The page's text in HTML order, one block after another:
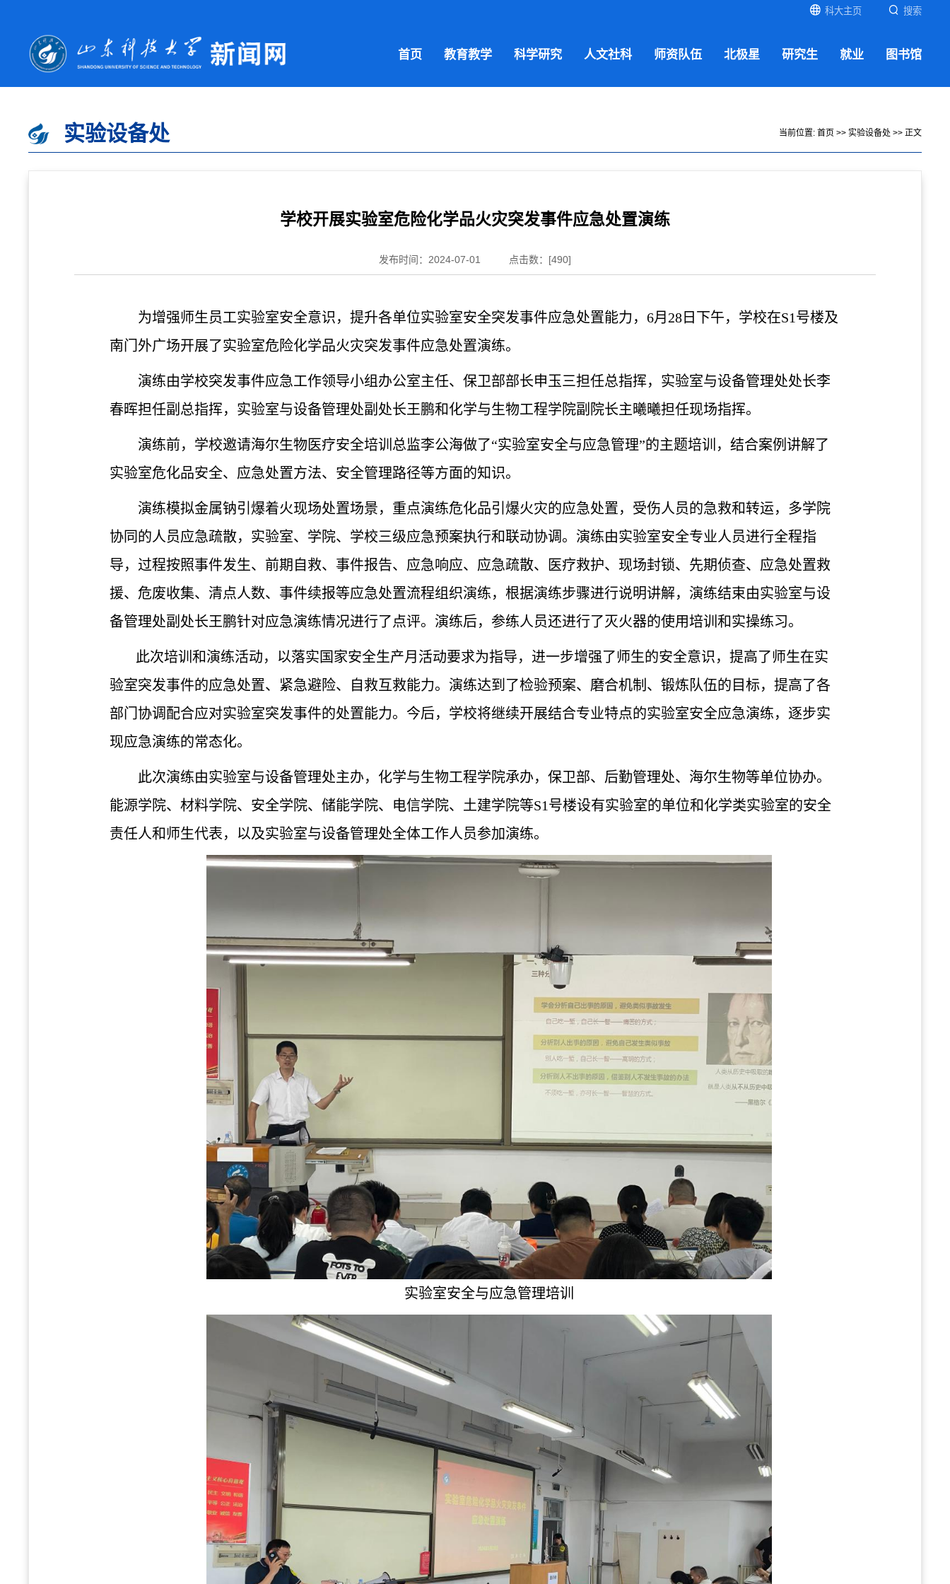
科大主页 搜索
首页 教育教学 科学研究 人文社科 师资队伍 北极星 研究生 就业 图书馆
实验设备处 当前位置: 首页 >> 实验设备处 >> 正文
学校开展实验室危险化学品火灾突发事件应急处置演练
发布时间：2024-07-01 点击数：[490]
为增强师生员工实验室安全意识，提升各单位实验室安全突发事件应急处置能力，6月28日下午，学校在S1号楼及
南门外广场开展了实验室危险化学品火灾突发事件应急处置演练。
演练由学校突发事件应急工作领导小组办公室主任、保卫部部长申玉三担任总指挥，实验室与设备管理处处长李
春晖担任副总指挥，实验室与设备管理处副处长王鹏和化学与生物工程学院副院长主曦曦担任现场指挥。
演练前，学校邀请海尔生物医疗安全培训总监李公海做了“实验室安全与应急管理”的主题培训，结合案例讲解了
实验室危化品安全、应急处置方法、安全管理路径等方面的知识。
演练模拟金属钠引爆着火现场处置场景，重点演练危化品引爆火灾的应急处置，受伤人员的急救和转运，多学院
协同的人员应急疏散，实验室、学院、学校三级应急预案执行和联动协调。演练由实验室安全专业人员进行全程指
导，过程按照事件发生、前期自救、事件报告、应急响应、应急疏散、医疗救护、现场封锁、先期侦查、应急处置救
援、危废收集、清点人数、事件续报等应急处置流程组织演练，根据演练步骤进行说明讲解，演练结束由实验室与设
备管理处副处长王鹏针对应急演练情况进行了点评。演练后，参练人员还进行了灭火器的使用培训和实操练习。
此次培训和演练活动，以落实国家安全生产月活动要求为指导，进一步增强了师生的安全意识，提高了师生在实
验室突发事件的应急处置、紧急避险、自救互救能力。演练达到了检验预案、磨合机制、锻炼队伍的目标，提高了各
部门协调配合应对实验室突发事件的处置能力。今后，学校将继续开展结合专业特点的实验室安全应急演练，逐步实
现应急演练的常态化。
此次演练由实验室与设备管理处主办，化学与生物工程学院承办，保卫部、后勤管理处、海尔生物等单位协办。
能源学院、材料学院、安全学院、储能学院、电信学院、土建学院等S1号楼设有实验室的单位和化学类实验室的安全
责任人和师生代表，以及实验室与设备管理处全体工作人员参加演练。
实验室安全与应急管理培训